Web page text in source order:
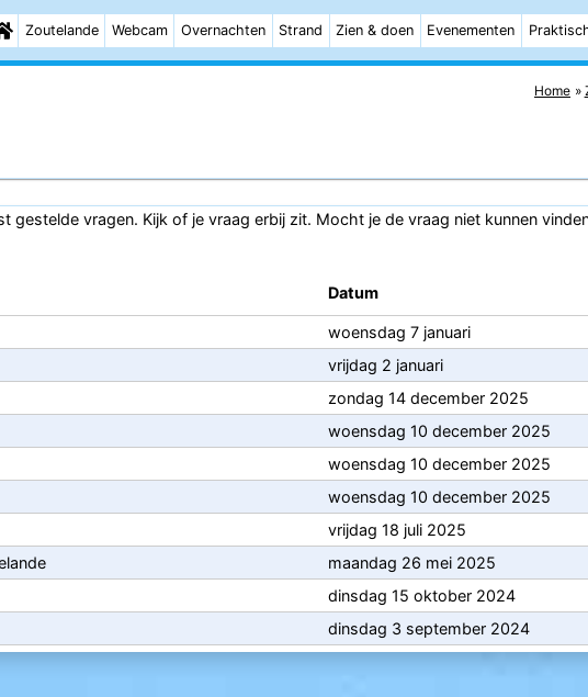
Zoutelande Webcam Overnachten Strand Zien & doen Evenementen
Home
gestelde vragen. Kijk of je vraag erbij zit. Mocht je de vraag niet kunnen
Datum
woensdag 7 januari
vrijdag 2 januari
zondag 14 december 2025
woensdag 10 december 2025
woensdag 10 december 2025
woensdag 10 december 2025
vrijdag 18 juli 2025
maandag 26 mei 2025
dinsdag 15 oktober 2024
dinsdag 3 september 2024